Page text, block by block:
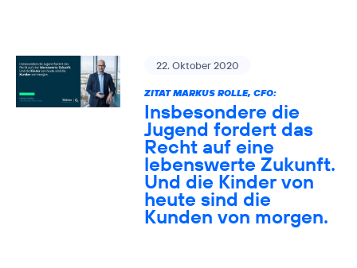
22. Oktober 2020
ZITAT MARKUS ROLLE, CFO:
Insbesondere die
Jugend fordert das
Recht auf eine
lebenswerte Zukunft.
Und die Kinder von
heute sind die
Kunden von morgen.